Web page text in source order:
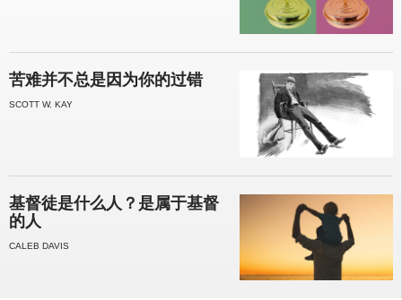
苦难并不总是因为你的过错
SCOTT W. KAY
基督徒是什么人？是属于基督
的人
CALEB DAVIS